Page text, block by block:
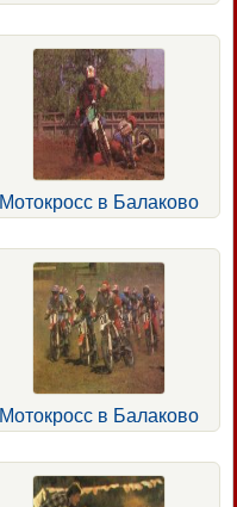
Мотокросс в Балаково
Мотокросс в Балаково